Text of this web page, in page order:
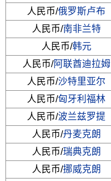
人民币/俄罗斯卢布
人民币/南非兰特
人民币/韩元
人民币/阿联酋迪拉姆
人民币/沙特里亚尔
人民币/匈牙利福林
人民币/波兰兹罗提
人民币/丹麦克朗
人民币/瑞典克朗
人民币/挪威克朗